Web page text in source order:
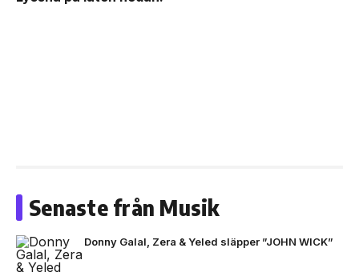
Senaste från Musik
Donny Galal, Zera & Yeled släpper ”JOHN WICK”